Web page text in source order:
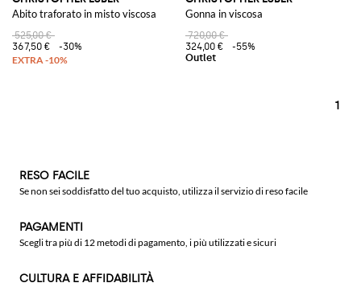
Abito traforato in misto viscosa
525,00 €
367,50 €
-30%
Gonna in viscosa
720,00 €
324,00 €
-55%
1
RESO FACILE
Se non sei soddisfatto del tuo acquisto, utilizza il servizio di reso facile
PAGAMENTI
Scegli tra più di 12 metodi di pagamento, i più utilizzati e sicuri
CULTURA E AFFIDABILITÀ